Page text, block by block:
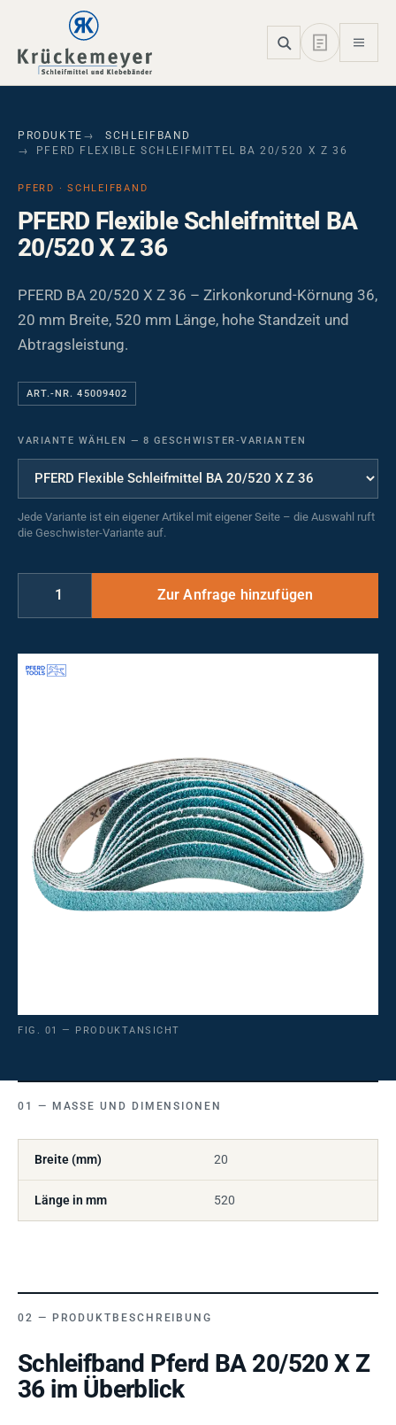
Skip to main navigation
Skip to main content
Skip to page footer
PRODUKTE
SCHLEIFBAND
PFERD FLEXIBLE SCHLEIFMITTEL BA 20/520 X Z 36
PFERD · SCHLEIFBAND
PFERD Flexible Schleifmittel BA
20/520 X Z 36
PFERD BA 20/520 X Z 36 – Zirkonkorund-Körnung 36,
20 mm Breite, 520 mm Länge, hohe Standzeit und
Abtragsleistung.
ART.-NR. 45009402
VARIANTE WÄHLEN — 8 GESCHWISTER-VARIANTEN
Jede Variante ist ein eigener Artikel mit eigener Seite – die Auswahl ruft
die Geschwister-Variante auf.
FIG. 01 — PRODUKTANSICHT
MASSE UND DIMENSIONEN
Breite (mm) 20
Länge in mm 520
PRODUKTBESCHREIBUNG
Schleifband Pferd BA 20/520 X Z
36 im Überblick